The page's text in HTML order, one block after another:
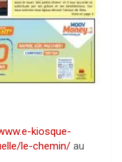
kiosque-
le-chemin/ au